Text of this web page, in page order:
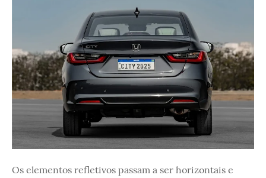
Os elementos refletivos passam a ser horizontais e